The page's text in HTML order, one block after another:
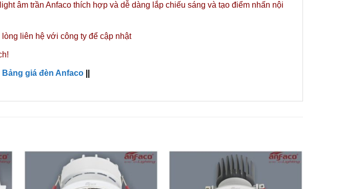
âm trần Anfaco thích hợp và dễ dàng lắp chiếu sáng và tạo điểm nhấn nội
lòng liên hệ với công ty để cập nhật
Bảng giá đèn Anfaco